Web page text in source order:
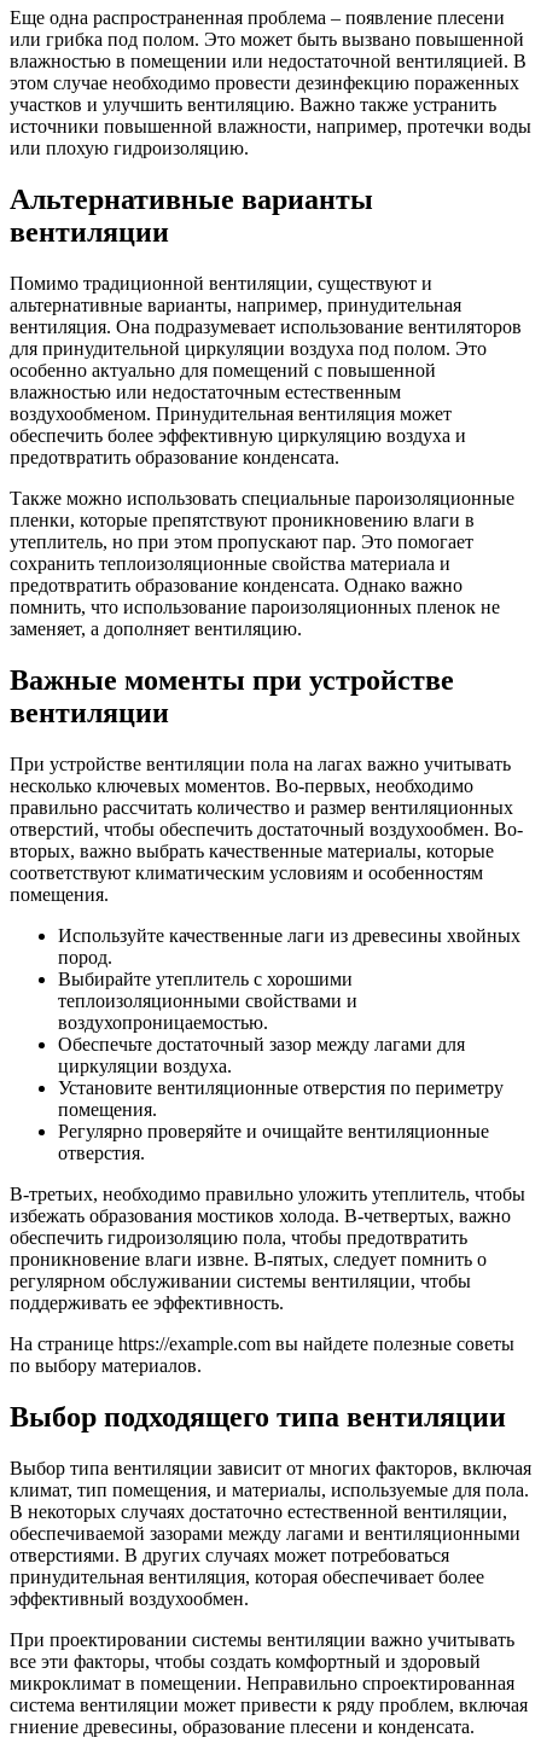
Еще одна распространенная проблема – появление плесени
или грибка под полом. Это может быть вызвано повышенной
влажностью в помещении или недостаточной вентиляцией. В
этом случае необходимо провести дезинфекцию пораженных
участков и улучшить вентиляцию. Важно также устранить
источники повышенной влажности, например, протечки воды
или плохую гидроизоляцию.
Альтернативные варианты
вентиляции
Помимо традиционной вентиляции, существуют и
альтернативные варианты, например, принудительная
вентиляция. Она подразумевает использование вентиляторов
для принудительной циркуляции воздуха под полом. Это
особенно актуально для помещений с повышенной
влажностью или недостаточным естественным
воздухообменом. Принудительная вентиляция может
обеспечить более эффективную циркуляцию воздуха и
предотвратить образование конденсата.
Также можно использовать специальные пароизоляционные
пленки, которые препятствуют проникновению влаги в
утеплитель, но при этом пропускают пар. Это помогает
сохранить теплоизоляционные свойства материала и
предотвратить образование конденсата. Однако важно
помнить, что использование пароизоляционных пленок не
заменяет, а дополняет вентиляцию.
Важные моменты при устройстве
вентиляции
При устройстве вентиляции пола на лагах важно учитывать
несколько ключевых моментов. Во-первых, необходимо
правильно рассчитать количество и размер вентиляционных
отверстий, чтобы обеспечить достаточный воздухообмен. Во-
вторых, важно выбрать качественные материалы, которые
соответствуют климатическим условиям и особенностям
помещения.
Используйте качественные лаги из древесины хвойных
пород.
Выбирайте утеплитель с хорошими
теплоизоляционными свойствами и
воздухопроницаемостью.
Обеспечьте достаточный зазор между лагами для
циркуляции воздуха.
Установите вентиляционные отверстия по периметру
помещения.
Регулярно проверяйте и очищайте вентиляционные
отверстия.
В-третьих, необходимо правильно уложить утеплитель, чтобы
избежать образования мостиков холода. В-четвертых, важно
обеспечить гидроизоляцию пола, чтобы предотвратить
проникновение влаги извне. В-пятых, следует помнить о
регулярном обслуживании системы вентиляции, чтобы
поддерживать ее эффективность.
На странице https://example.com вы найдете полезные советы
по выбору материалов.
Выбор подходящего типа вентиляции
Выбор типа вентиляции зависит от многих факторов, включая
климат, тип помещения, и материалы, используемые для пола.
В некоторых случаях достаточно естественной вентиляции,
обеспечиваемой зазорами между лагами и вентиляционными
отверстиями. В других случаях может потребоваться
принудительная вентиляция, которая обеспечивает более
эффективный воздухообмен.
При проектировании системы вентиляции важно учитывать
все эти факторы, чтобы создать комфортный и здоровый
микроклимат в помещении. Неправильно спроектированная
система вентиляции может привести к ряду проблем, включая
гниение древесины, образование плесени и конденсата.